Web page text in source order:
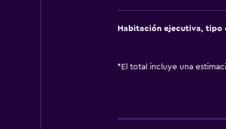
Habitación ejecutiva, tipo
* El total incluye una